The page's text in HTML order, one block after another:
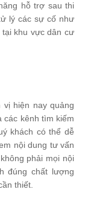
hỗ trợ sau thi
lý các sự cố như
khu vực dân cư
hiện nay quảng
các kênh tìm kiếm
khách có thể dễ
nội dung tư vấn
phải mọi nội
đúng chất lượng
thiết.